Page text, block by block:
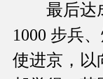
最后达成
1000 步兵
使进京，以